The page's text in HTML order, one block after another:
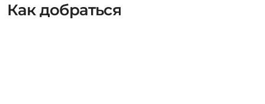
Как добраться